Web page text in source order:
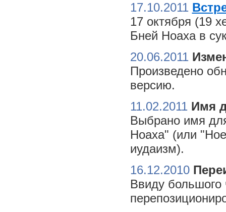
17.10.2011
17 октября (19
Бней Ноаха в
20.06.2011
Произведено
версию.
11.02.2011 Имя
Выбрано имя
Ноаха" (или
иудаизм).
16.12.2010
Ввиду большого